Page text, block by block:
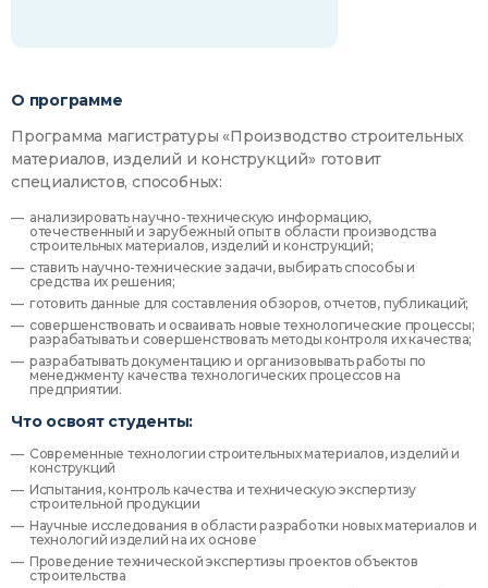
О программе
Программа магистратуры «Производство строительных
материалов, изделий и конструкций» готовит
специалистов, способных:
анализировать научно-техническую информацию,
отечественный и зарубежный опыт в области производства
строительных материалов, изделий и конструкций;
ставить научно-технические задачи, выбирать способы и
средства их решения;
готовить данные для составления обзоров, отчетов, публикаций;
совершенствовать и осваивать новые технологические процессы;
разрабатывать и совершенствовать методы контроля их качества;
разрабатывать документацию и организовывать работы по
менеджменту качества технологических процессов на
предприятии.
Что освоят студенты:
Современные технологии строительных материалов, изделий и
конструкций
Испытания, контроль качества и техническую экспертизу
строительной продукции
Научные исследования в области разработки новых материалов и
технологий изделий на их основе
Проведение технической экспертизы проектов объектов
строительства